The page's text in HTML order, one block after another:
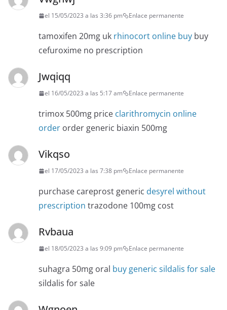
el 15/05/2023 a las 3:36 pm Enlace permanente
tamoxifen 20mg uk rhinocort online buy buy
cefuroxime no prescription
Jwqiqq
el 16/05/2023 a las 5:17 am Enlace permanente
trimox 500mg price clarithromycin online
order order generic biaxin 500mg
Vikqso
el 17/05/2023 a las 7:38 pm Enlace permanente
purchase careprost generic desyrel without
prescription trazodone 100mg cost
Rvbaua
el 18/05/2023 a las 9:09 pm Enlace permanente
suhagra 50mg oral buy generic sildalis for sale
sildalis for sale